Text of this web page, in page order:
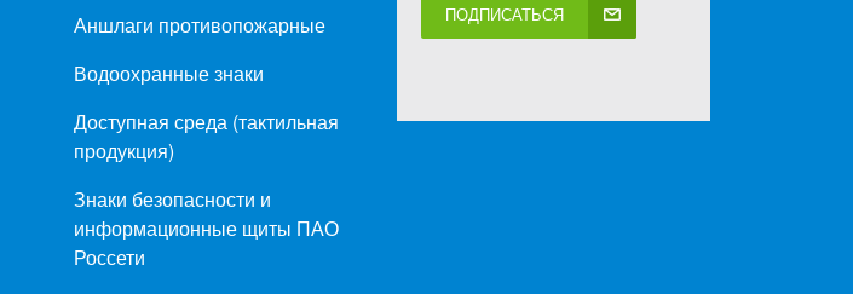
Аншлаги противопожарные
Водоохранные знаки
Доступная среда (тактильная
продукция)
Знаки безопасности и
информационные щиты ПАО
Россети
ПОДПИСАТЬСЯ